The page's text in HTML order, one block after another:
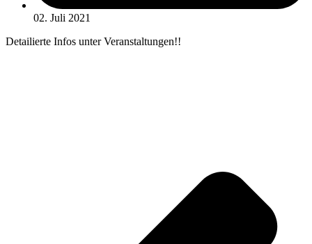
02. Juli 2021
Detailierte Infos unter Veranstaltungen!!